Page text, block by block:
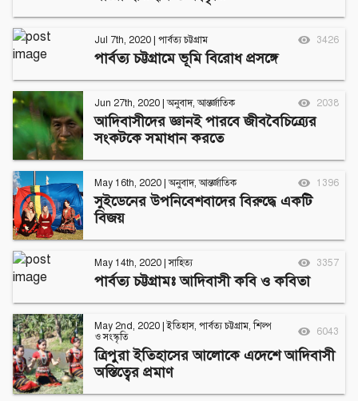
Jul 7th, 2020 পার্বত্য চট্টগ্রাম 3426
পার্বত্য চট্টগ্রামে ভূমি বিরোধ প্রসঙ্গে
Jun 27th, 2020 |অনুবাদ,আন্তর্জাতিক 2038
আদিবাসীদের জ্ঞানই পারবে জীববৈচিত্র্যের
সংকটকে সমাধান করতে
May 16th, 2020 |অনুবাদ,আন্তর্জাতিক 1396
সুইডেনের উপনিবেশবাদের বিরুদ্ধে একটি
বিজয়
May 14th, 2020 |সাহিত্য 3357
পার্বত্য চট্টগ্রামঃ আদিবাসী কবি ও কবিতা
May 2nd, 2020 |ইতিহাস, পার্বত্য চট্টগ্রাম,শিল্প
ও সংস্কৃতি
6043
ত্রিপুরা ইতিহাসের আলোকে এদেশে আদিবাসী
অস্তিত্বের প্রমাণ